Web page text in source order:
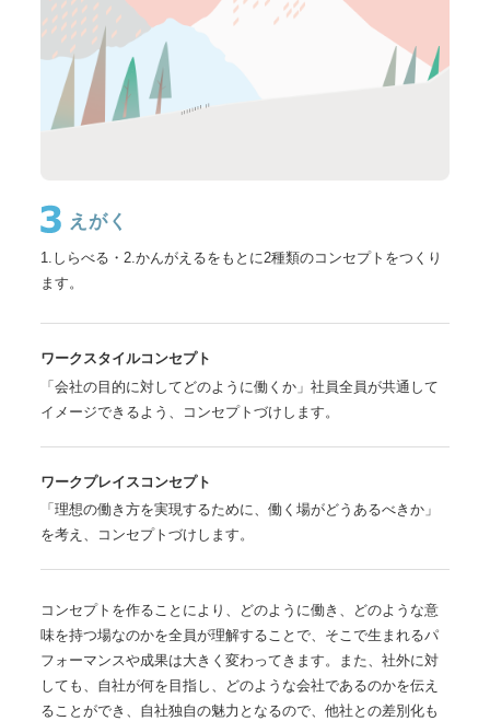
えがく
1.しらべる・2.かんがえるをもとに2種類のコンセプトをつくり
ます。
ワークスタイルコンセプト
「会社の目的に対してどのように働くか」社員全員が共通して
イメージできるよう、コンセプトづけします。
ワークプレイスコンセプト
「理想の働き方を実現するために、働く場がどうあるべきか」
を考え、コンセプトづけします。
コンセプトを作ることにより、どのように働き、どのような意
味を持つ場なのかを全員が理解することで、そこで生まれるパ
フォーマンスや成果は大きく変わってきます。また、社外に対
しても、自社が何を目指し、どのような会社であるのかを伝え
ることができ、自社独自の魅力となるので、他社との差別化も